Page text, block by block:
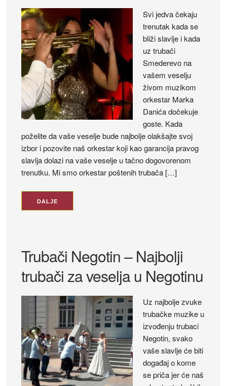
Svi jedva čekaju
trenutak kada se
bliži slavlje i kada
uz trubači
Smederevo na
vašem veselju
živom muzikom
orkestar Marka
Danića dočekuje
goste. Kada
poželite da vaše veselje bude najbolje olakšajte svoj
izbor i pozovite naš orkestar koji kao garancija pravog
slavlja dolazi na vaše veselje u tačno dogovorenom
trenutku. Mi smo orkestar poštenih trubača […]
DALJE
Trubači Negotin – Najbolji
trubači za veselja u Negotinu
Uz najbolje zvuke
trubačke muzike u
izvođenju trubaci
Negotin, svako
vaše slavlje će biti
događaj o kome
se priča jer će naš